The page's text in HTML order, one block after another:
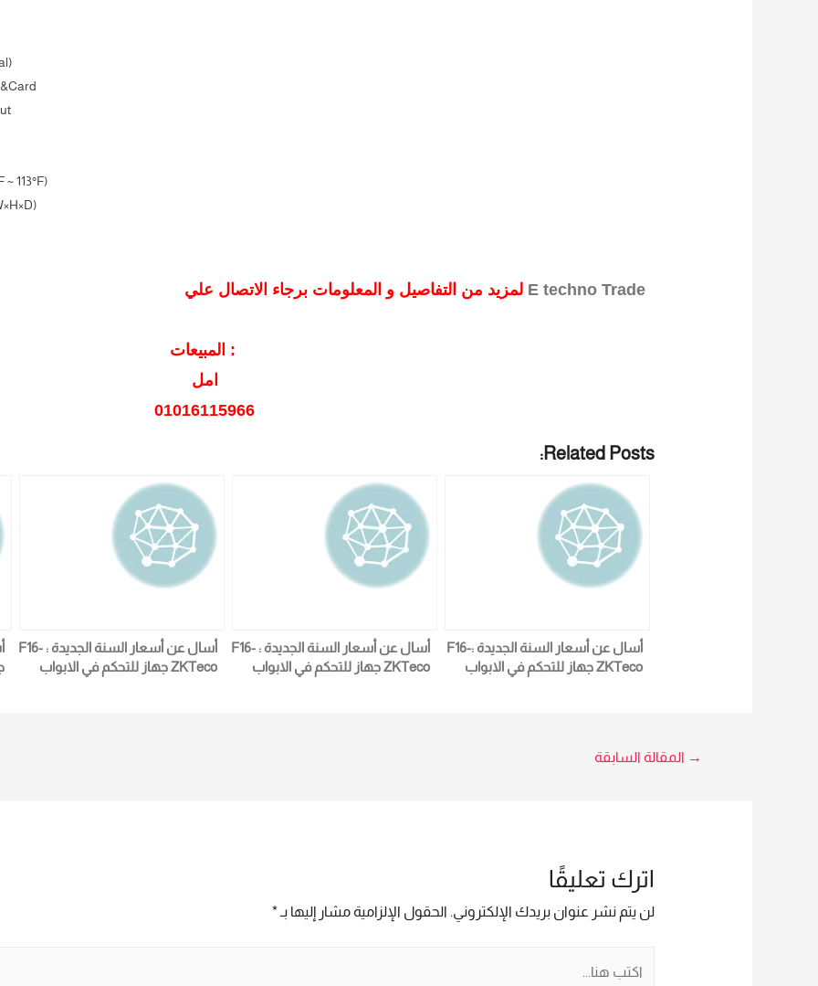
113°F)
E techno Trade
المبيعات :
امل
01016115966
Related Posts:
أسال عن أسعار السنة الجديدة :F16-
ZKTeco جهاز للتحكم في الابواب
أسال عن أسعار السنة الجديدة : F16-
ZKTeco جهاز للتحكم في الابواب
أسال عن أسعار السنة الجديدة : F16-
ZKTeco جهاز للتحكم في الابواب
تصفّح
→ المقالة السابقة
اترك تعليقًا
لن يتم نشر عنوان بريدك الإلكتروني. الحقول الإلزامية مشار إليها بـ*